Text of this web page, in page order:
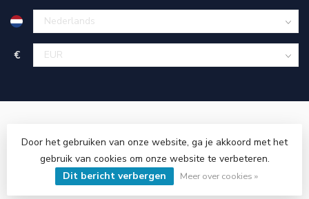
€
© Copyright 2026 Cinnova Parts- Powered byLightspeed-
Lightspeed designby Dyvelopment
Door het gebruiken van onze website, ga je akkoord met het
gebruik van cookies om onze website te verbeteren.
Dit bericht verbergen
Meer over cookies »